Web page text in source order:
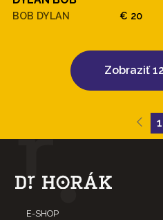
BOB DYLAN € 20
Zobraziť
1
E-SHOP